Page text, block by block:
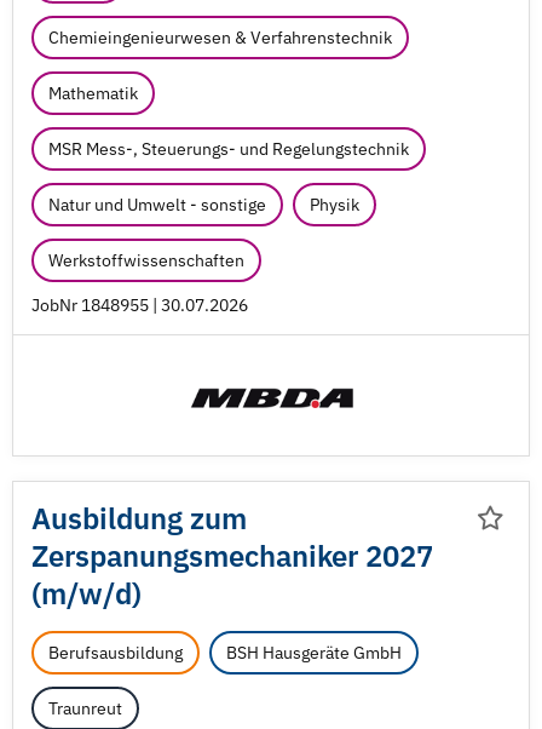
Chemieingenieurwesen & Verfahrenstechnik
Mathematik
MSR Mess-, Steuerungs- und Regelungstechnik
Natur und Umwelt - sonstige Physik
Werkstoffwissenschaften
JobNr 1848955 | 30.07.2026
Ausbildung zum
Zerspanungsmechaniker 2027
(m/w/d)
Berufsausbildung BSH Hausgeräte GmbH
Traunreut